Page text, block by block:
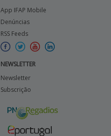
App IFAP Mobile
Denúncias
RSS Feeds
NEWSLETTER
Newsletter
Subscrição